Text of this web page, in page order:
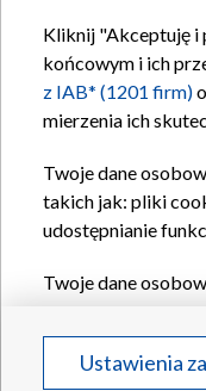
Kliknij "Akceptuję i
końcowym i ich
z IAB* (1201 firm)
mierzenia ich
Twoje dane
takich jak: pliki
udostępnianie
Twoje dane
Partnerów TVPdla
reklam, tworzenia
Ustawienia